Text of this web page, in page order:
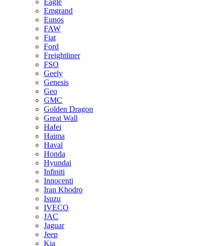
Eagle
Emgrand
Eunos
FAW
Fiat
Ford
Freightliner
FSO
Geely
Genesis
Geo
GMC
Golden Dragon
Great Wall
Hafei
Haima
Haval
Honda
Hyundai
Infiniti
Innocenti
Iran Khodro
Isuzu
IVECO
JAC
Jaguar
Jeep
Kia